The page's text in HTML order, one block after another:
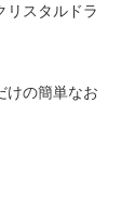
リスタルドラ
けの簡単なお